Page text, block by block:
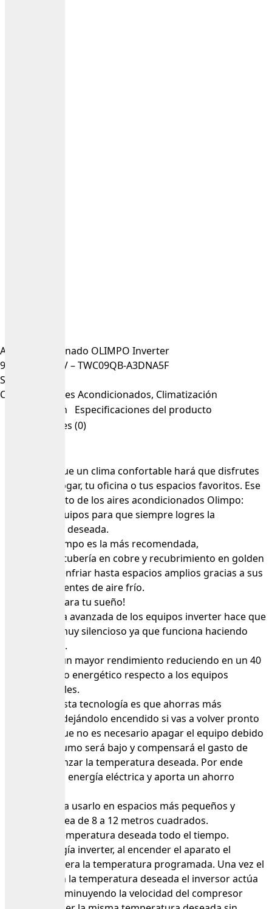
Aire acondicionado OLIMPO Inverter
9000 BTU 110V – TWC09QB-A3DNA5F
SKU
Categorías
Aires Acondicionados, Climatización
Descripción
Especificaciones del producto
Valoraciones (0)
Pensamos que un clima confortable hará que disfrutes
más de tu hogar, tu oficina o tus espacios favoritos. Ese
es el propósito de los aires acondicionados Olimpo:
brindarte equipos para que siempre logres la
temperatura deseada.
La marca Olimpo es la más recomendada,
gracias a su tubería en cobre y recubrimiento en golden
fine. Puede enfriar hasta espacios amplios gracias a sus
fuertes corrientes de aire frío.
¡Ya nada dañara tu sueño!
La tecnología avanzada de los equipos inverter hace que
sea un aire muy silencioso ya que funciona haciendo
menos ruido.
Disfruta de un mayor rendimiento reduciendo en un 40
% el consumo energético respecto a los equipos
convencionales.
Un plus de esta tecnología es que ahorras más
electricidad dejándolo encendido si vas a volver pronto
al lugar, ya que no es necesario apagar el equipo debido
que su consumo será bajo y compensará el gasto de
volver a alcanzar la temperatura deseada. Por ende
gasta menos energía eléctrica y aporta un ahorro
Perfecto para usarlo en espacios más pequeños y
enfriar un área de 8 a 12 metros cuadrados.
Mantén tu temperatura deseada todo el tiempo.
Con tecnología inverter, al encender el aparato el
inversor acelera la temperatura programada. Una vez el
clima está en la temperatura deseada el inversor actúa
de nuevo disminuyendo la velocidad del compresor